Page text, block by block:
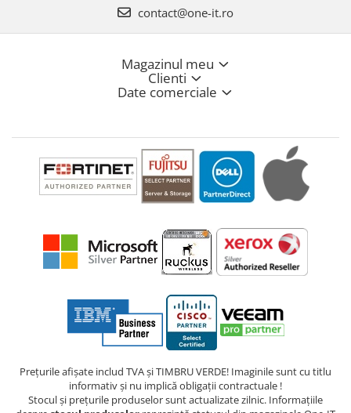
contact@one-it.ro
Magazinul meu
Clienti
Date comerciale
Prețurile afișate includ TVA și TIMBRU VERDE! Imaginile sunt cu titlu
informativ și nu implică obligații contractuale !
Stocul și prețurile produselor sunt actualizate zilnic. Informațiile